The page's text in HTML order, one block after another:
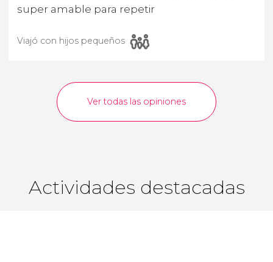
super amable para repetir
Viajó con hijos pequeños
Ver todas las opiniones
Actividades destacadas